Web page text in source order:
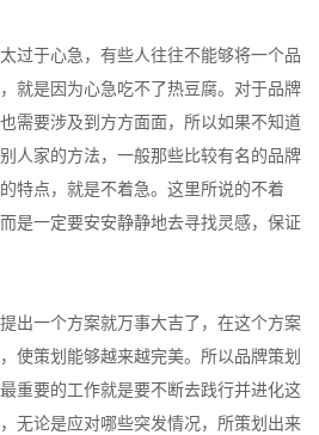
过于心急，有些人往往不能够将一个品
就是因为心急吃不了热豆腐。对于品牌
需要涉及到方方面面，所以如果不知道
人家的方法，一般那些比较有名的品牌
特点，就是不着急。这里所说的不着
是一定要安安静静地去寻找灵感，保证
出一个方案就万事大吉了，在这个方案
使策划能够越来越完美。所以品牌策划
重要的工作就是要不断去践行并进化这
无论是应对哪些突发情况，所策划出来